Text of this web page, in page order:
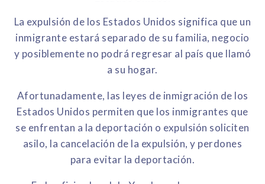
La expulsión de los Estados Unidos significa que un
inmigrante estará separado de su familia, negocio
y posiblemente no podrá regresar al país que llamó
a su hogar.
Afortunadamente, las leyes de inmigración de los
Estados Unidos permiten que los inmigrantes que
se enfrentan a la deportación o expulsión soliciten
asilo, la cancelación de la expulsión, y perdones
para evitar la deportación.